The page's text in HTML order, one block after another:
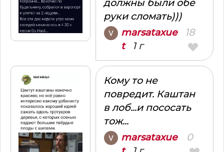
должны были обе
руки сломать)))
marsataxue
t1 г
18
Кому то не
повредит. Каштан
в лоб...и пососать
тож...
marsataxue
0